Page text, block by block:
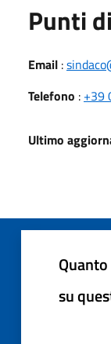
Punti
Email :
Telefono : +39
Ultimo
su